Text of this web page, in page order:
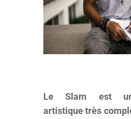
Le Slam est
artistique très